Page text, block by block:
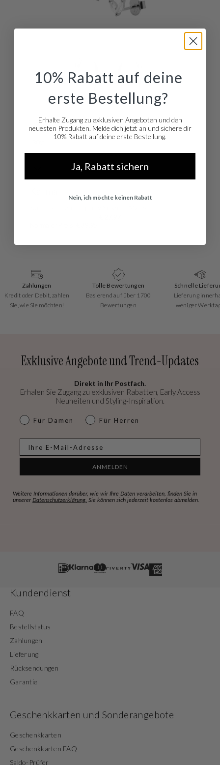
SALE10
Zahlungen
Kredit oder Debit, zahlen
Sie, wie Sie möchten!
Tolle Bewertungen
Basierend auf über 1700
Bewertungen
Schnelle
Lieferung
weniger
Exklusive Angebote und Trend-Updates
Direkt in Ihr Postfach.
Erhalen Sie Zugang zu exklusiven Rabatten, Early Access
Neuheiten und Styling-Inspiration.
dames & heren
Für Damen Für Herren
ANMELDEN
Weitere Informationen darüber, wie wir Ihre Daten verarbeiten, finden Sie in
unserer Datenschutzerklärung. Sie können sich jederzeit kostenlos abmelden.
Kundendienst
FAQ
Bestellstatus
Zahlungen
Lieferung
Rücksendungen
Garantie
Geschenkkarten und Sonderangebote
Geschenkkarten
Geschenkkarten FAQ
Saldo-Prüfer
10% Rabatt auf deine
erste Bestellung?
Erhalte Zugang zu exklusiven Angeboten und den
neuesten Produkten. Melde dich jetzt an und sichere dir
10% Rabatt auf deine erste Bestellung.
Ja, Rabatt sichern
Nein, ich möchte keinen Rabatt